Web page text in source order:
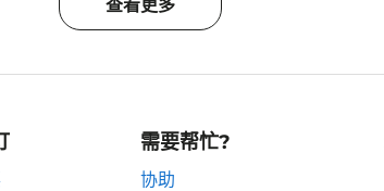
查看更多
需要帮忙?
协助